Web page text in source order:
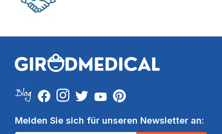
Melden Sie sich für unseren Newsletter an: